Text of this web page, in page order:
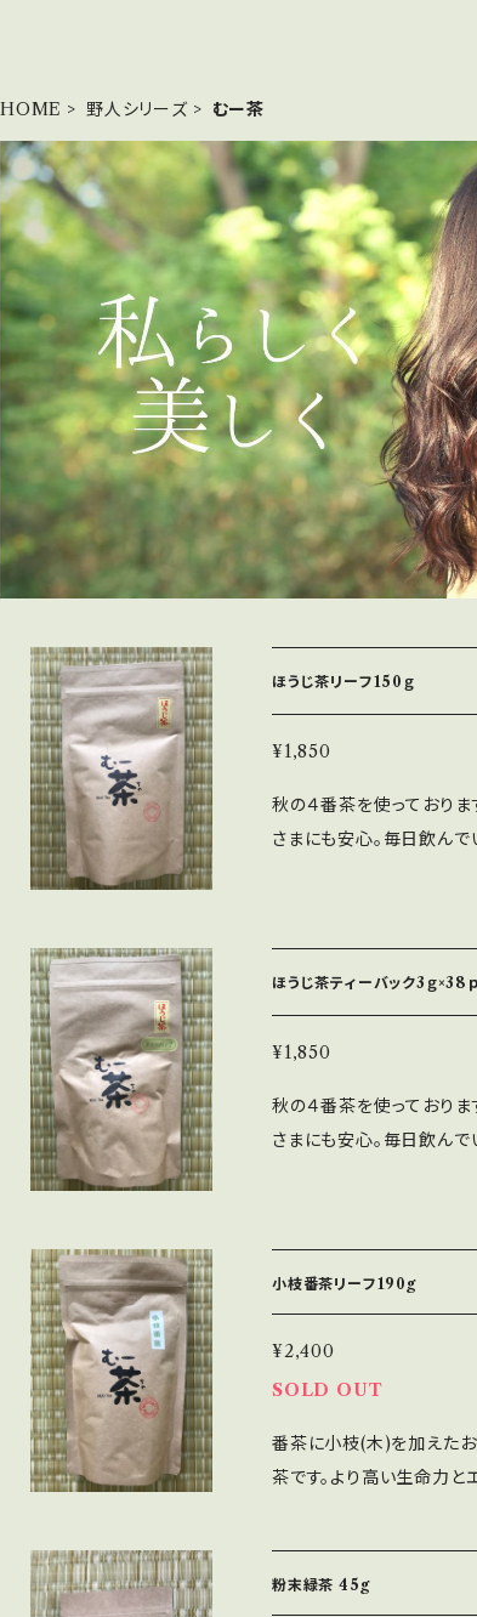
HOME 野人シリーズ むー茶
ほうじ茶リーフ150ｇ
¥1,850
秋の４番茶を使っておりま
さまにも安心。毎日飲んで
ほうじ茶ティーバック3ｇ×38ｐ
¥1,850
秋の４番茶を使っておりま
さまにも安心。毎日飲ん
小枝番茶リーフ190g
¥2,400
SOLD OUT
番茶に小枝(木)を加えた
茶です。より高い生命力と
下さい。時間が経って香り
ていただくと香りが際立ちま
粉末緑茶 45g